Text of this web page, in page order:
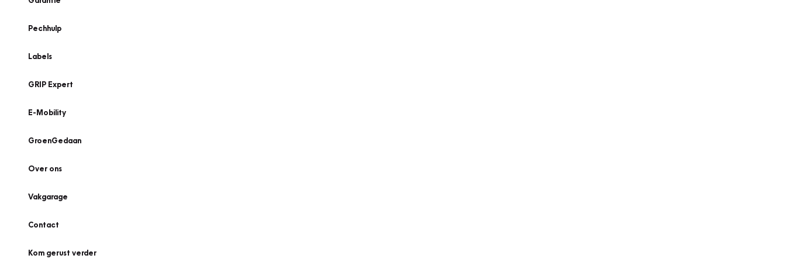
Pechhulp
Labels
GRIP Expert
E-Mobility
GroenGedaan
Over ons
Vakgarage
Contact
Kom gerust verder